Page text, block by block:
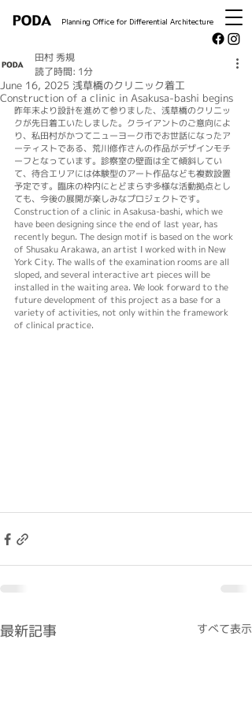
Planning Office for Differential Architecture
June 16, 2025 浅草橋のクリニック着工
Construction of a clinic in Asakusa-bashi begins
田村 秀規
読了時間: 1分
昨年末より設計を進めて参りました、浅草橋のクリニッ
クが先日着工いたしました。クライアントのご意向によ
り、私田村がかつてニューヨーク市でお世話になったア
ーティストである、荒川修作さんの作品がデザインモチ
ーフとなっています。診察室の壁面は全て傾斜してい
て、待合エリアには体験型のアート作品なども複数設置
予定です。臨床の枠内にとどまらず多様な活動拠点とし
ても、今後の展開が楽しみなプロジェクトです。
Construction of a clinic in Asakusa-bashi, which we
have been designing since the end of last year, has
recently begun. The design motif is based on the work
of Shusaku Arakawa, an artist I worked with in New
York City. The walls of the examination rooms are all
sloped, and several interactive art pieces will be
installed in the waiting area. We look forward to the
future development of this project as a base for a
variety of activities, not only within the framework
of clinical practice.
最新記事 すべて表示